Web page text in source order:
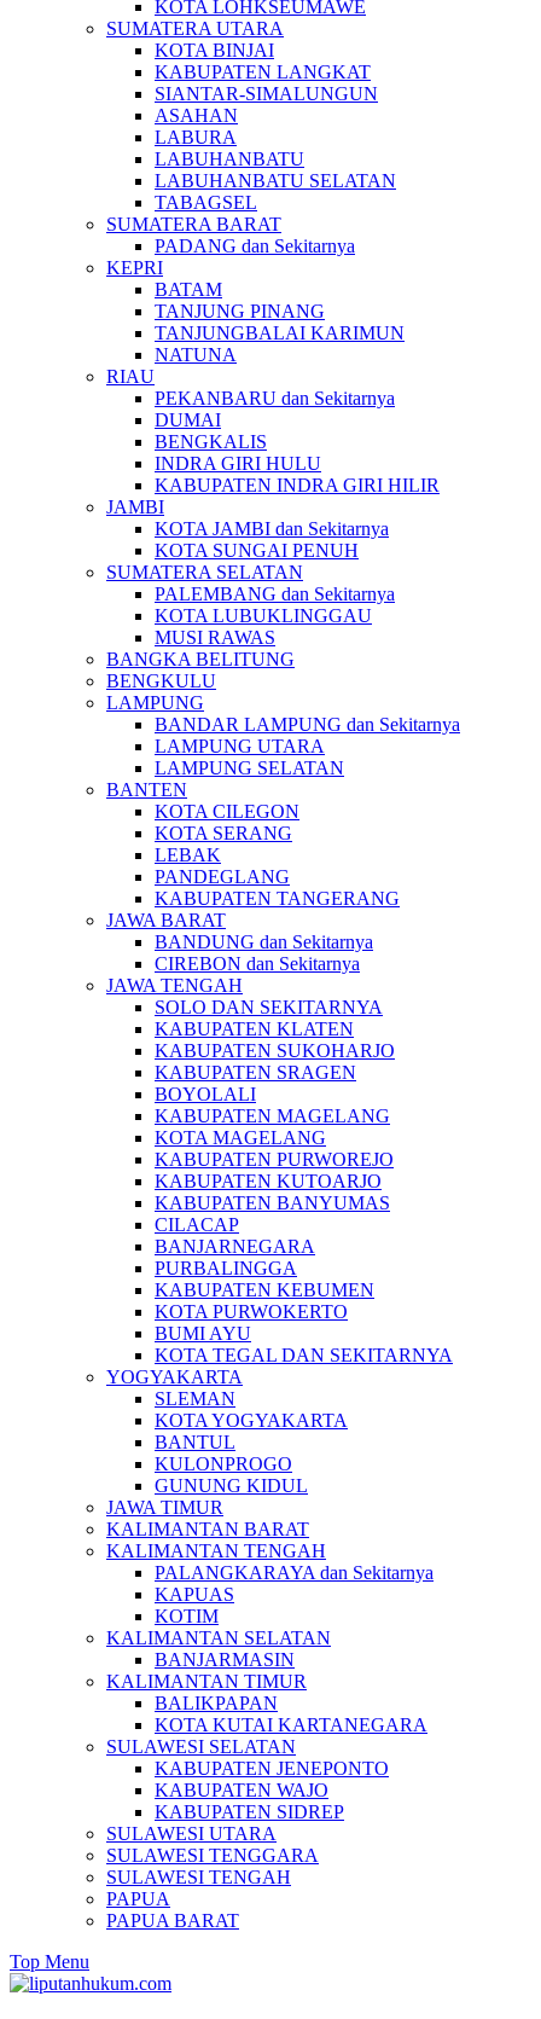
KOTA LOHKSEUMAWE
SUMATERA UTARA
KOTA BINJAI
KABUPATEN LANGKAT
SIANTAR-SIMALUNGUN
ASAHAN
LABURA
LABUHANBATU
LABUHANBATU SELATAN
TABAGSEL
SUMATERA BARAT
PADANG dan Sekitarnya
KEPRI
BATAM
TANJUNG PINANG
TANJUNGBALAI KARIMUN
NATUNA
RIAU
PEKANBARU dan Sekitarnya
DUMAI
BENGKALIS
INDRA GIRI HULU
KABUPATEN INDRA GIRI HILIR
JAMBI
KOTA JAMBI dan Sekitarnya
KOTA SUNGAI PENUH
SUMATERA SELATAN
PALEMBANG dan Sekitarnya
KOTA LUBUKLINGGAU
MUSI RAWAS
BANGKA BELITUNG
BENGKULU
LAMPUNG
BANDAR LAMPUNG dan Sekitarnya
LAMPUNG UTARA
LAMPUNG SELATAN
BANTEN
KOTA CILEGON
KOTA SERANG
LEBAK
PANDEGLANG
KABUPATEN TANGERANG
JAWA BARAT
BANDUNG dan Sekitarnya
CIREBON dan Sekitarnya
JAWA TENGAH
SOLO DAN SEKITARNYA
KABUPATEN KLATEN
KABUPATEN SUKOHARJO
KABUPATEN SRAGEN
BOYOLALI
KABUPATEN MAGELANG
KOTA MAGELANG
KABUPATEN PURWOREJO
KABUPATEN KUTOARJO
KABUPATEN BANYUMAS
CILACAP
BANJARNEGARA
PURBALINGGA
KABUPATEN KEBUMEN
KOTA PURWOKERTO
BUMI AYU
KOTA TEGAL DAN SEKITARNYA
YOGYAKARTA
SLEMAN
KOTA YOGYAKARTA
BANTUL
KULONPROGO
GUNUNG KIDUL
JAWA TIMUR
KALIMANTAN BARAT
KALIMANTAN TENGAH
PALANGKARAYA dan Sekitarnya
KAPUAS
KOTIM
KALIMANTAN SELATAN
BANJARMASIN
KALIMANTAN TIMUR
BALIKPAPAN
KOTA KUTAI KARTANEGARA
SULAWESI SELATAN
KABUPATEN JENEPONTO
KABUPATEN WAJO
KABUPATEN SIDREP
SULAWESI UTARA
SULAWESI TENGGARA
SULAWESI TENGAH
PAPUA
PAPUA BARAT
Top Menu